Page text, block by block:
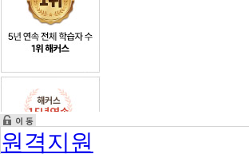
원격지원